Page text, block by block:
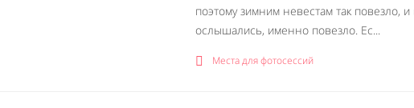
поэтому зимним невестам так повезло,
ослышались, именно повезло. Ес...
Места для фотосессий